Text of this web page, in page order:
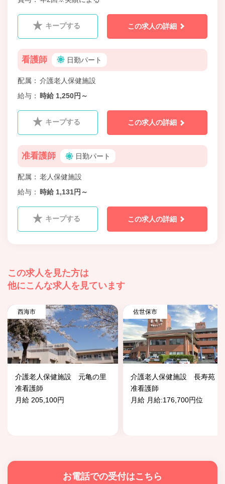
キープする この求人の詳細
看護師 日勤パート
配属
介護老人保健施設
給与
時給 1,250円～
キープする この求人の詳細
准看護師 日勤パート
配属
老人保健施設
給与
時給 1,131円～
キープする この求人の詳細
この求人を見た方は
他にこんな求人を見ています
西海市
介護老人保健施設 元亀の里
准看護師
月給 205,100円
佐世保市
介護老人保健施設 長寿苑
准看護師
月給 月給:176,700円位
お電話での受付はこちら